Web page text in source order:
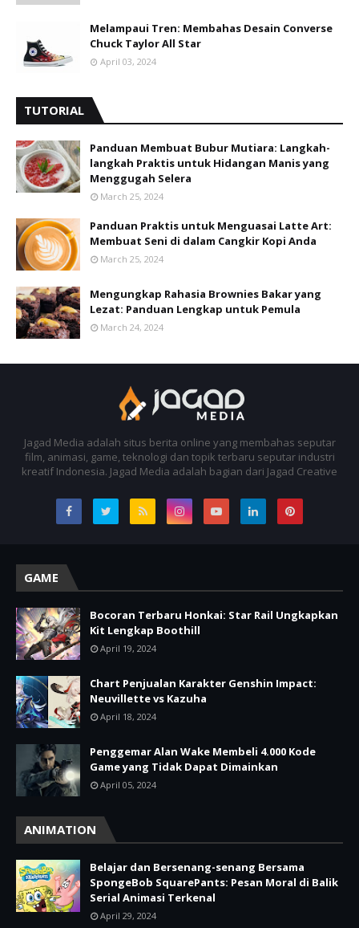
Melampaui Tren: Membahas Desain Converse
Chuck Taylor All Star
April 03, 2024
TUTORIAL
Panduan Membuat Bubur Mutiara: Langkah-
langkah Praktis untuk Hidangan Manis yang
Menggugah Selera
March 25, 2024
Panduan Praktis untuk Menguasai Latte Art:
Membuat Seni di dalam Cangkir Kopi Anda
March 25, 2024
Mengungkap Rahasia Brownies Bakar yang
Lezat: Panduan Lengkap untuk Pemula
March 24, 2024
Jagad Media adalah situs berita online yang membahas seputar
film, animasi, game, teknologi dan topik terbaru seputar industri
kreatif Indonesia. Jagad Media adalah bagian dari Jagad Creative
GAME
Bocoran Terbaru Honkai: Star Rail Ungkapkan
Kit Lengkap Boothill
April 19, 2024
Chart Penjualan Karakter Genshin Impact:
Neuvillette vs Kazuha
April 18, 2024
Penggemar Alan Wake Membeli 4.000 Kode
Game yang Tidak Dapat Dimainkan
April 05, 2024
ANIMATION
Belajar dan Bersenang-senang Bersama
SpongeBob SquarePants: Pesan Moral di Balik
Serial Animasi Terkenal
April 29, 2024